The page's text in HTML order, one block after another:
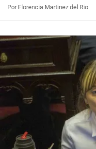
Por Florencia Martinez del Rio